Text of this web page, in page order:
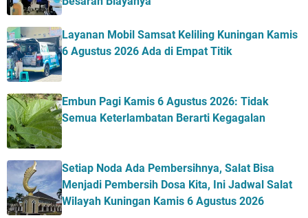
Layanan Mobil Samsat Keliling Kuningan Kamis
6 Agustus 2026 Ada di Empat Titik
Embun Pagi Kamis 6 Agustus 2026: Tidak
Semua Keterlambatan Berarti Kegagalan
Setiap Noda Ada Pembersihnya, Salat Bisa
Menjadi Pembersih Dosa Kita, Ini Jadwal Salat
Wilayah Kuningan Kamis 6 Agustus 2026